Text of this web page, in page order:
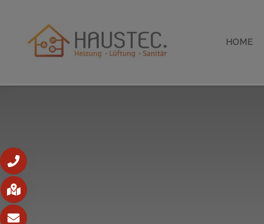
HOME